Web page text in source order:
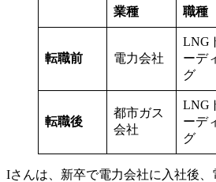
業種 職種
転職前 電力会社
LNG
ーデ
グ
転職後
都市ガス
会社
LNG
ーデ
グ
Iさんは、新卒で電力会社に入社後